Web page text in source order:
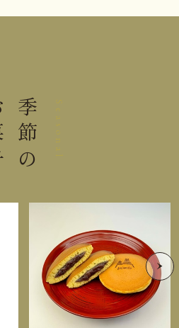
個入
Seasonal
季節の